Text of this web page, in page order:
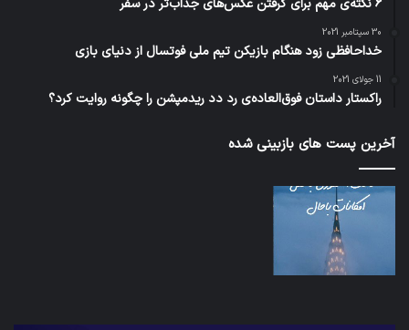
6 نکته‌ی مهم برای گرفتن عکس‌های جذاب‌تر در سفر
30 سپتامبر 2021
خداحافظی زود هنگام بازیکن تیم ملی فوتسال از دنیای بازی
11 جولای 2021
راکستار داستان فوق‌العاده‌ی رد دد ریدمپشن را چگونه روایت کرد؟
آخرین پست های بازبینی شده